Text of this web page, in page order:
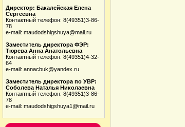
Директор: Бакалейская Елена
Сергеевна
Контактный телефон: 8(49351)3-86-
78
e-mail: maudodshigshuya@mail.ru
Заместитель директора ФЭР:
Тюрева Анна Анатольевна
Контактный телефон: 8(49351)4-32-
64
e-mail: annacbuk@yandex.ru
Заместитель директора по УВР:
Соболева Наталья Николаевна
Контактный телефон: 8(49351)3-86-
78
e-mail: maudodshigshuya1@mail.ru